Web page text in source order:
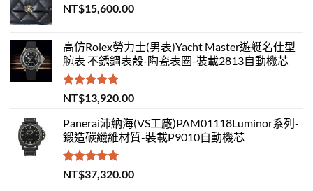
NT$15,600.00
高仿Rolex勞力士(男表)Yacht Master遊艇名仕型
腕表 不銹鋼表殼-陶瓷表圈-裝載2813自動機芯
評分5.00
滿分 5
NT$13,920.00
Panerai沛納海(VS工廠)PAM01118Luminor系列-
鍛造碳纖維材質-裝載P9010自動機芯
評分5.00
滿分 5
NT$37,320.00